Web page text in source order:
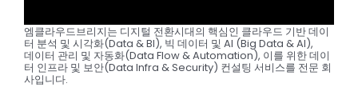
엠클라우드브리지는 디지털 전환시대의 핵심인 클라우드 기반 데이
터 분석 및 시각화(Data & BI), 빅 데이터 및 AI (Big Data & AI),
데이터 관리 및 자동화(Data Flow & Automation), 이를 위한 데이
터 인프라 및 보안(Data Infra & Security) 컨설팅 서비스를 전문 회
사입니다.